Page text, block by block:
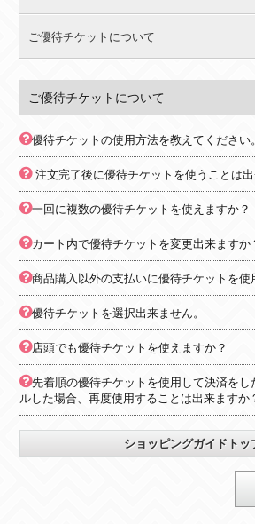
ご優待チケットについて
ご優待チケットについて
優待チケットの使用方法を教えてください。
注文完了後に優待チケットを使うことは出
一回に複数の優待チケットを使えますか？
カート内で優待チケットを変更出来ますか
商品購入以外の支払いに優待チケットを使
優待チケットを選択出来ません。
店頭でも優待チケットを使えますか？
先着順の優待チケットを使用して決済をし
ルした場合、再度使用することは出来ますか
ショッピングガイドトッ